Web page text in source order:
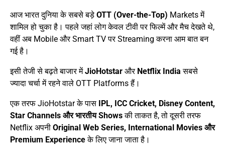
आज भारत दुनिया के सबसे बड़े OTT (Over-the-Top) Markets में
शामिल हो चुका है। पहले जहां लोग केवल टीवी पर फिल्में और मैच देखते थे,
वहीं अब Mobile और Smart TV पर Streaming करना आम बात बन
गई है।
इसी तेजी से बढ़ते बाजार मेंJioHotstar और Netflix India सबसे
ज्यादा चर्चा में रहने वाले OTT Platforms हैं।
एक तरफ JioHotstar के पास IPL, ICC Cricket, Disney Content,
Star Channels और भारतीय Showsकी ताकत है, तो दूसरी तरफ
Netflix अपनी Original Web Series, International Movies और
Premium Experienceके लिए जाना जाता है।